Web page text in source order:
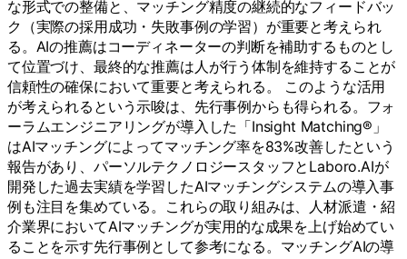
な形式での整備と、マッチング精度の継続的なフィードバッ
ク（実際の採用成功・失敗事例の学習）が重要と考えられ
る。AIの推薦はコーディネーターの判断を補助するものとし
て位置づけ、最終的な推薦は人が行う体制を維持することが
信頼性の確保において重要と考えられる。 このような活用
が考えられるという示唆は、先行事例からも得られる。フォ
ーラムエンジニアリングが導入した「Insight Matching®」
はAIマッチングによってマッチング率を83%改善したという
報告があり、パーソルテクノロジースタッフとLaboro.AIが
開発した過去実績を学習したAIマッチングシステムの導入事
例も注目を集めている。これらの取り組みは、人材派遣・紹
介業界においてAIマッチングが実用的な成果を上げ始めてい
ることを示す先行事例として参考になる。マッチングAIの導